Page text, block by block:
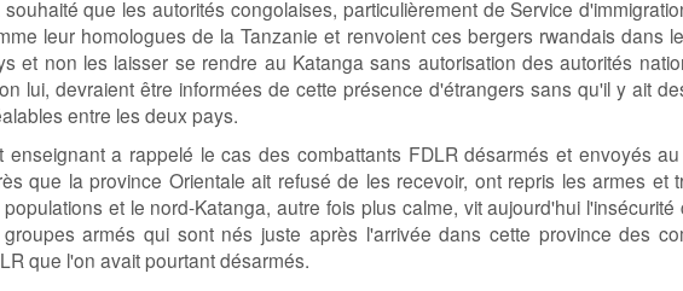
souhaité que les autorités congolaises, particulièrement de Service
leur homologues de la Tanzanie et renvoient ces bergers rwandais dans
et non les laisser se rendre au Katanga sans autorisation des autorités
lui, devraient être informées de cette présence d'étrangers sans qu'il y ait
entre les deux pays.
enseignant a rappelé le cas des combattants FDLR désarmés et envoyés
que la province Orientale ait refusé de les recevoir, ont repris les armes et
populations et le nord-Katanga, autre fois plus calme, vit aujourd'hui l'insécurité
armés qui sont nés juste après l'arrivée dans cette province des
que l'on avait pourtant désarmés.